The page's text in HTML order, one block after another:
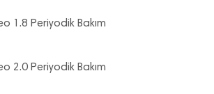
1.8 Periyodik Bakım
2.0 Periyodik Bakım